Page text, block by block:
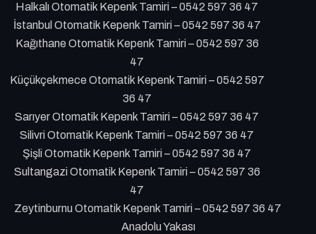
Halkalı Otomatik Kepenk Tamiri – 0542 597 36 47
İstanbul Otomatik Kepenk Tamiri – 0542 597 36 47
Kağıthane Otomatik Kepenk Tamiri – 0542 597 36
47
Küçükçekmece Otomatik Kepenk Tamiri – 0542 597
36 47
Sarıyer Otomatik Kepenk Tamiri – 0542 597 36 47
Silivri Otomatik Kepenk Tamiri – 0542 597 36 47
Şişli Otomatik Kepenk Tamiri – 0542 597 36 47
Sultangazi Otomatik Kepenk Tamiri – 0542 597 36
47
Zeytinburnu Otomatik Kepenk Tamiri – 0542 597 36 47
Anadolu Yakası